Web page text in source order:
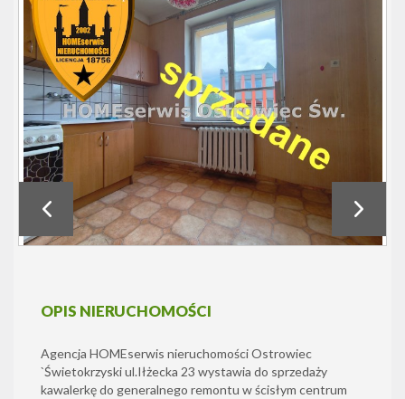
OPIS NIERUCHOMOŚCI
Agencja HOMEserwis nieruchomości Ostrowiec
`Świetokrzyski ul.Iłżecka 23 wystawia do sprzedaży
kawalerkę do generalnego remontu w ścisłym centrum